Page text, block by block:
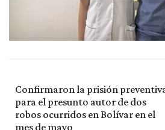
Confirmaron la prisión
para el presunto autor de dos
robos ocurridos en Bolívar en el
mes de mayo